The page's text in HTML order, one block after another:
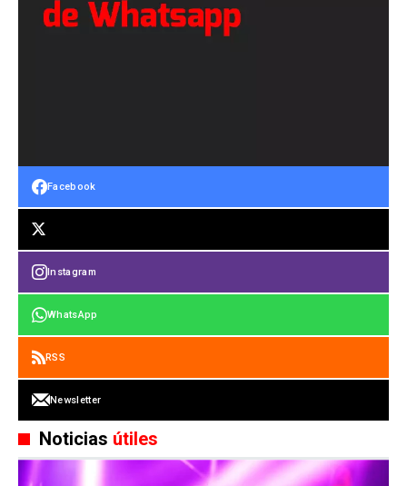
Facebook
Instagram
WhatsApp
RSS
Newsletter
Noticias útiles